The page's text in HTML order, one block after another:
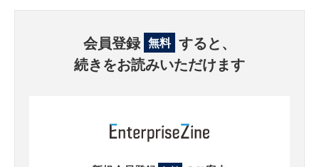
会員登録 無料 すると、
続きをお読みいただけます